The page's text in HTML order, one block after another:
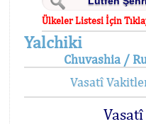
Ülkeler Listesi İçin
Yalchiki
Chuvashia /
Vasatî